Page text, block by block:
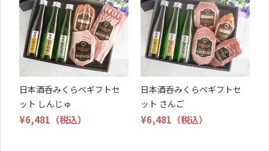
日本酒呑みくらべギフトセ
ット しんじゅ
¥6,481 （税込）
日本酒呑みくらべギフトセ
ット さんご
¥6,481 （税込）